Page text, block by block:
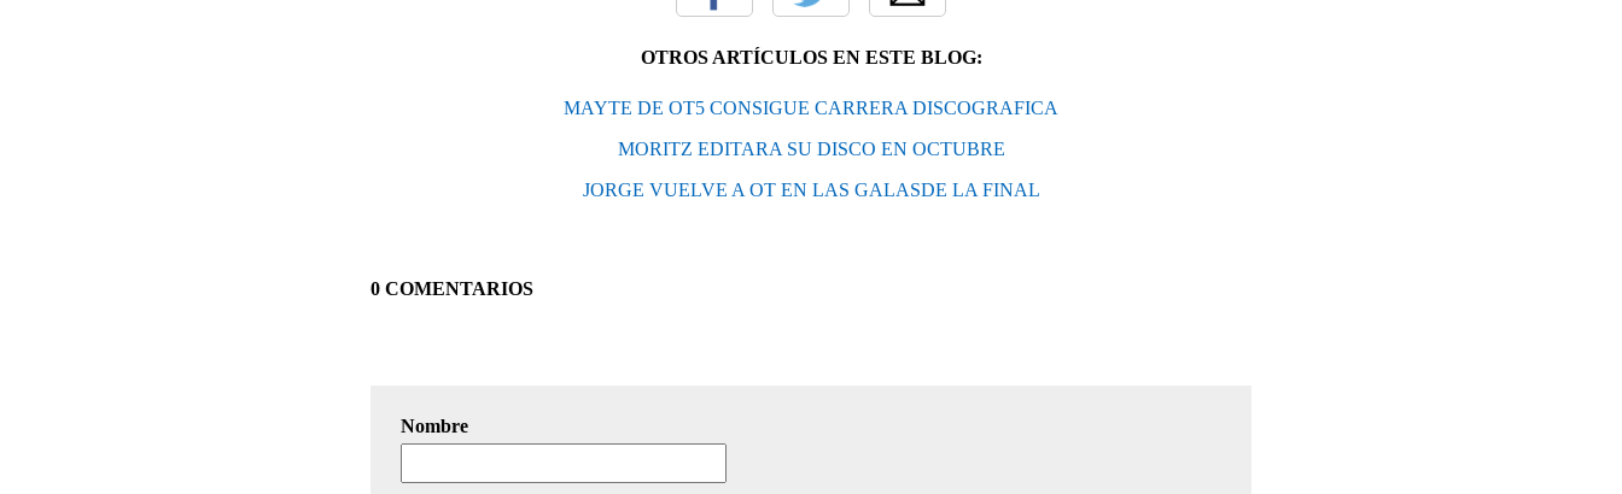
OTROS ARTÍCULOS EN ESTE BLOG:
MAYTE DE OT5 CONSIGUE CARRERA DISCOGRAFICA
MORITZ EDITARA SU DISCO EN OCTUBRE
JORGE VUELVE A OT EN LAS GALASDE LA FINAL
0 COMENTARIOS
Nombre